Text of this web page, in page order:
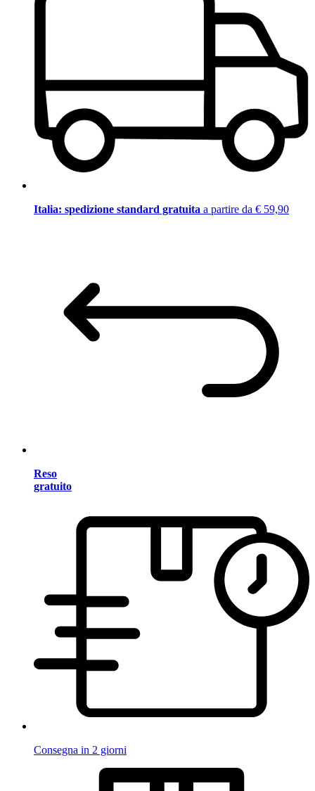
Italia: spedizione standard gratuita a partire da € 59,90
Reso
gratuito
Consegna in 2 giorni